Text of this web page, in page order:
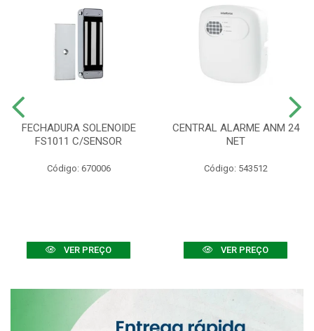
FECHADURA SOLENOIDE
FS1011 C/SENSOR
Código: 670006
VER PREÇO
CENTRAL ALARME ANM 24
NET
Código: 543512
VER PREÇO